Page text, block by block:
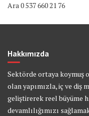
Ara 0 537 660 21 76
Hakkımızda
Sektörde ortaya koymuş
olan yapımızla, iç ve diş
geliştirerek reel büyüme
devamlılığımızı